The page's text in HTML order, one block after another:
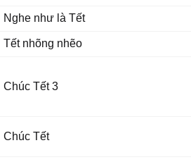
Nghe như là Tết
Tết nhõng nhẽo
Chúc Tết 3
Chúc Tết